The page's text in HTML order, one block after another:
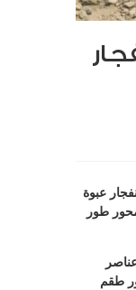
عبوة
طور
طقم